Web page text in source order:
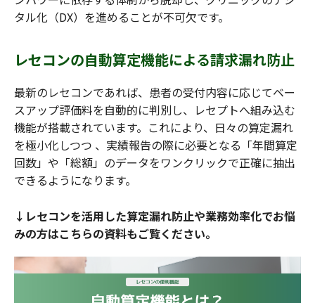
タル化（DX）を進めることが不可欠です。
レセコンの自動算定機能による請求漏れ防止
最新のレセコンであれば、患者の受付内容に応じてベー
スアップ評価料を自動的に判別し、レセプトへ組み込む
機能が搭載されています。これにより、日々の算定漏れ
を極小化しつつ 、実績報告の際に必要となる「年間算定
回数」や「総額」のデータをワンクリックで正確に抽出
できるようになります。
↓レセコンを活用した算定漏れ防止や業務効率化でお悩
みの方はこちらの資料もご覧ください。